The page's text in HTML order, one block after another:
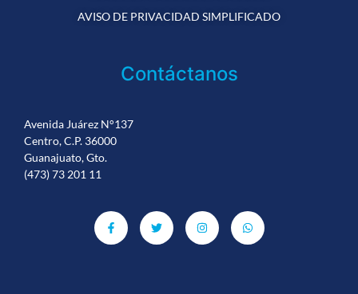
AVISO DE PRIVACIDAD SIMPLIFICADO
Contáctanos
Avenida Juárez N°137
Centro, C.P. 36000
Guanajuato, Gto.
(473) 73 201 11